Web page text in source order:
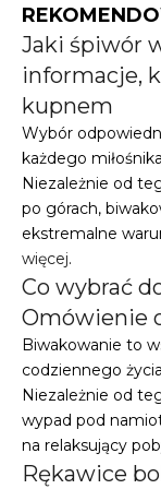
Jaki śpiwór
informacje,
kupnem
Wybór
każdego
Niezależnie od
po górach,
ekstremalne
więcej.
Co wybrać
Omówienie
Biwakowanie to
codziennego
Niezależnie od
wypad pod
na relaksujący
Rękawice